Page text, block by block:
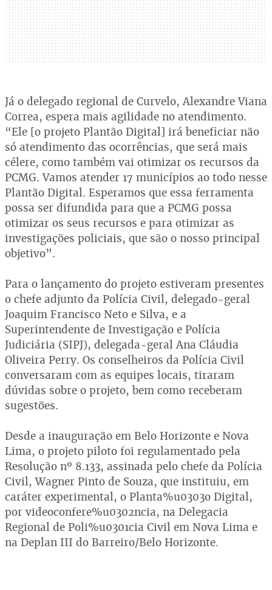
Já o delegado regional de Curvelo, Alexandre Viana
Correa, espera mais agilidade no atendimento.
“Ele [o projeto Plantão Digital] irá beneficiar não
só atendimento das ocorrências, que será mais
célere, como também vai otimizar os recursos da
PCMG. Vamos atender 17 municípios ao todo nesse
Plantão Digital. Esperamos que essa ferramenta
possa ser difundida para que a PCMG possa
otimizar os seus recursos e para otimizar as
investigações policiais, que são o nosso principal
objetivo”.
Para o lançamento do projeto estiveram presentes
o chefe adjunto da Polícia Civil, delegado-geral
Joaquim Francisco Neto e Silva, e a
Superintendente de Investigação e Polícia
Judiciária (SIPJ), delegada-geral Ana Cláudia
Oliveira Perry. Os conselheiros da Polícia Civil
conversaram com as equipes locais, tiraram
dúvidas sobre o projeto, bem como receberam
sugestões.
Desde a inauguração em Belo Horizonte e Nova
Lima, o projeto piloto foi regulamentado pela
Resolução nº 8.133, assinada pelo chefe da Polícia
Civil, Wagner Pinto de Souza, que instituiu, em
caráter experimental, o Planta%u0303o Digital,
por videoconfere%u0302ncia, na Delegacia
Regional de Poli%u0301cia Civil em Nova Lima e
na Deplan III do Barreiro/Belo Horizonte.